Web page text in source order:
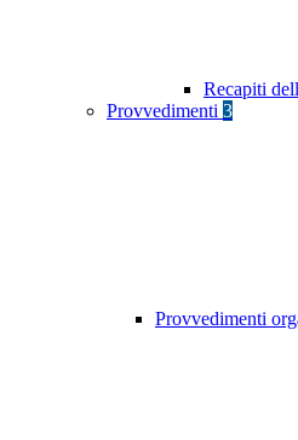
Recapiti
Provvedimenti 3
Provvedimenti